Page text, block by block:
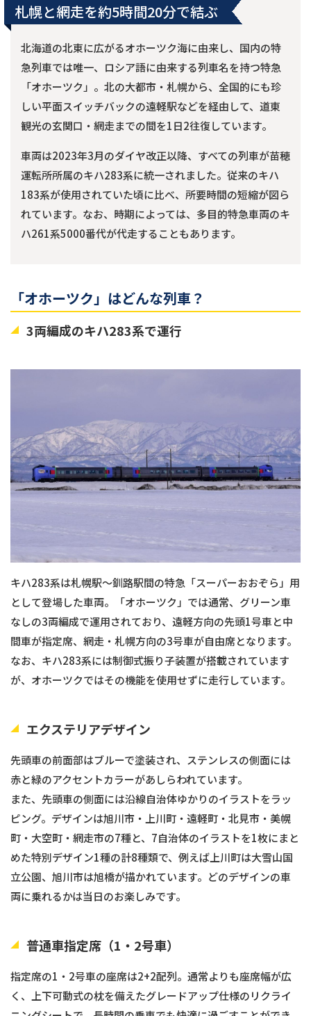
札幌と網走を約5時間20分で結ぶ
北海道の北東に広がるオホーツク海に由来し、国内の特
急列車では唯一、ロシア語に由来する列車名を持つ特急
「オホーツク」。北の大都市・札幌から、全国的にも珍
しい平面スイッチバックの遠軽駅などを経由して、道東
観光の玄関口・網走までの間を1日2往復しています。
車両は2023年3月のダイヤ改正以降、すべての列車が苗穂
運転所所属のキハ283系に統一されました。従来のキハ
183系が使用されていた頃に比べ、所要時間の短縮が図ら
れています。なお、時期によっては、多目的特急車両のキ
ハ261系5000番代が代走することもあります。
「オホーツク」はどんな列車？
3両編成のキハ283系で運行
キハ283系は札幌駅〜釧路駅間の特急「スーパーおおぞら」用
として登場した車両。「オホーツク」では通常、グリーン車
なしの3両編成で運用されており、遠軽方向の先頭1号車と中
間車が指定席、網走・札幌方向の3号車が自由席となります。
なお、キハ283系には制御式振り子装置が搭載されています
が、オホーツクではその機能を使用せずに走行しています。
エクステリアデザイン
先頭車の前面部はブルーで塗装され、ステンレスの側面には
赤と緑のアクセントカラーがあしらわれています。
また、先頭車の側面には沿線自治体ゆかりのイラストをラッ
ピング。デザインは旭川市・上川町・遠軽町・北見市・美幌
町・大空町・網走市の7種と、7自治体のイラストを1枚にまと
めた特別デザイン1種の計8種類で、例えば上川町は大雪山国
立公園、旭川市は旭橋が描かれています。どのデザインの車
両に乗れるかは当日のお楽しみです。
普通車指定席（1・2号車）
指定席の1・2号車の座席は2+2配列。通常よりも座席幅が広
く、上下可動式の枕を備えたグレードアップ仕様のリクライ